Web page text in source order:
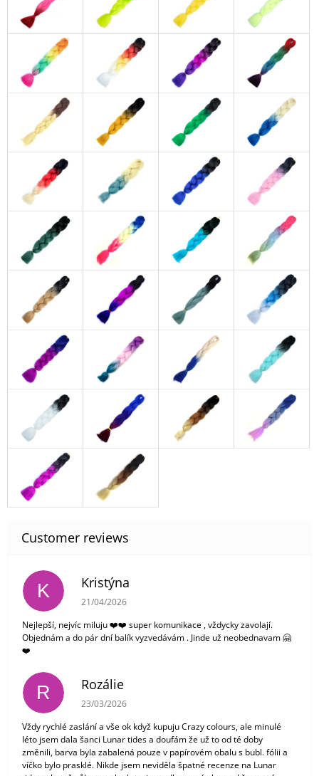
K Kristýna
The store rating is 5 out of 5 stars.
21/04/2026
Nejlepší, nejvíc miluju ❤️❤️ super komunikace , vždycky zavolají.
Objednám a do pár dní balík vyzvedávám . Jinde už neobednavam 🤗
❤️
R Rozálie
The store rating is 3 out of 5 stars.
23/03/2026
Vždy rychlé zaslání a vše ok když kupuju Crazy colours, ale minulé
léto jsem dala šanci Lunar tides a doufám že už to od té doby
změnili, barva byla zabalená pouze v papírovém obalu s bubl. fólii a
víčko bylo prasklé. Nikde jsem neviděla špatné recenze na Lunar